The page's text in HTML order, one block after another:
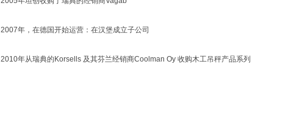
2007年，在德国开始运营：在汉堡成立子公司
2010年从瑞典的Korsells 及其芬兰经销商Coolman Oy 收购木工吊秤产品系列